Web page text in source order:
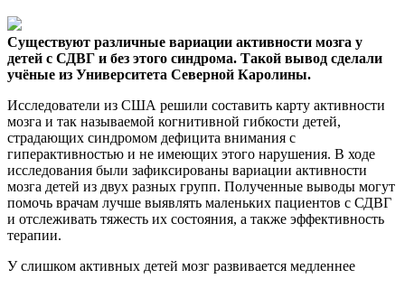
Существуют различные вариации активности мозга у
детей с СДВГ и без этого синдрома. Такой вывод сделали
учёные из Университета Северной Каролины.
Исследователи из США решили составить карту активности
мозга и так называемой когнитивной гибкости детей,
страдающих синдромом дефицита внимания с
гиперактивностью и не имеющих этого нарушения. В ходе
исследования были зафиксированы вариации активности
мозга детей из двух разных групп. Полученные выводы могут
помочь врачам лучше выявлять маленьких пациентов с СДВГ
и отслеживать тяжесть их состояния, а также эффективность
терапии.
У слишком активных детей мозг развивается медленнее